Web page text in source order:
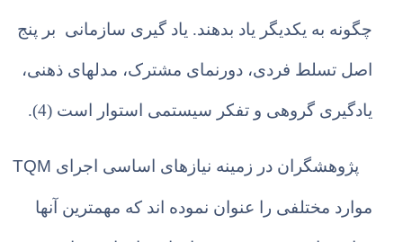
چگونه به یکدیگر یاد بدهند. یاد گیری سازمانی بر پنج
اصل تسلط فردی، دورنمای مشترک، مدلهای ذهنی،
یادگیری گروهی و تفکر سیستمی استوار است (4).
پژوهشگران در زمینه نیازهای اساسی اجرای TQM
موارد مختلفی را عنوان نموده اند که مهمترین آنها